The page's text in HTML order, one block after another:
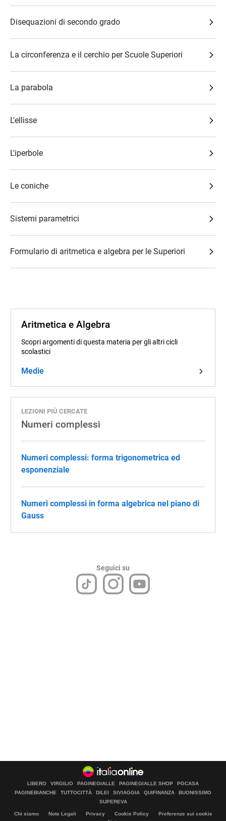
Disequazioni di secondo grado
La circonferenza e il cerchio per Scuole Superiori
La parabola
L'ellisse
L'iperbole
Le coniche
Sistemi parametrici
Formulario di aritmetica e algebra per le Superiori
Aritmetica e Algebra
Scopri argomenti di questa materia per gli altri cicli
scolastici
Medie
LEZIONI PIÙ CERCATE
Numeri complessi
Numeri complessi: forma trigonometrica ed
esponenziale
Numeri complessi in forma algebrica nel piano di
Gauss
Seguici su
LIBERO VIRGILIO PAGINEGIALLE PAGINEGIALLE SHOP
PGCASA
PAGINEBIANCHE
TUTTOCITTÀ DILEI SIVIAGGIA QUIFINANZA
BUONISSIMO
SUPEREVA
Chi siamo Note Legali Privacy Cookie Policy
Preferenze sui cookie